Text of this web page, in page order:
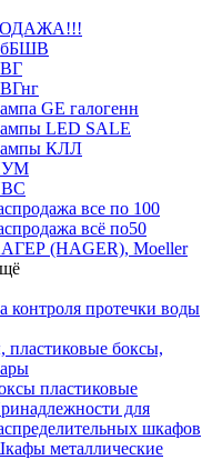
GE галогенн
LED SALE
КЛЛ
все по 100
всё по50
(HAGER), Moeller
контроля протечки воды
боксы,
пластиковые
для
шкафов
металлические